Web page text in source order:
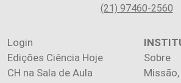
(21) 97460-2560
Login
Edições Ciência Hoje
CH na Sala de Aula
Sobre